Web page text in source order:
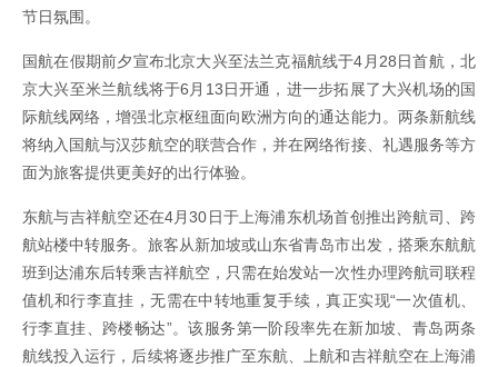
节日氛围。
国航在假期前夕宣布北京大兴至法兰克福航线于4月28日首航，北
京大兴至米兰航线将于6月13日开通，进一步拓展了大兴机场的国
际航线网络，增强北京枢纽面向欧洲方向的通达能力。两条新航线
将纳入国航与汉莎航空的联营合作，并在网络衔接、礼遇服务等方
面为旅客提供更美好的出行体验。
东航与吉祥航空还在4月30日于上海浦东机场首创推出跨航司、跨
航站楼中转服务。旅客从新加坡或山东省青岛市出发，搭乘东航航
班到达浦东后转乘吉祥航空，只需在始发站一次性办理跨航司联程
值机和行李直挂，无需在中转地重复手续，真正实现“一次值机、
行李直挂、跨楼畅达”。该服务第一阶段率先在新加坡、青岛两条
航线投入运行，后续将逐步推广至东航、上航和吉祥航空在上海浦